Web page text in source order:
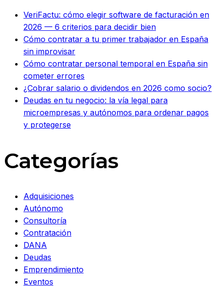
VeriFactu: cómo elegir software de facturación en
2026 — 6 criterios para decidir bien
Cómo contratar a tu primer trabajador en España
sin improvisar
Cómo contratar personal temporal en España sin
cometer errores
¿Cobrar salario o dividendos en 2026 como socio?
Deudas en tu negocio: la vía legal para
microempresas y autónomos para ordenar pagos
y protegerse
Categorías
Adquisiciones
Autónomo
Consultoría
Contratación
DANA
Deudas
Emprendimiento
Eventos